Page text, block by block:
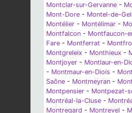
Montclar-sur-Gervanne -
Mont-Dore - Montel-de-
Montélier - Montélimar -
Montfalcon - Montfaucon-
Fare - Montferrat -
Montgreleix - Monthieux -
Montjoyer - Montlaur-en-
- Montmaur-en-Diois -
Saône - Montmeyran -
Montpensier - Montpezat-
Montréal-la-Cluse -
Montregard - Montrevel -